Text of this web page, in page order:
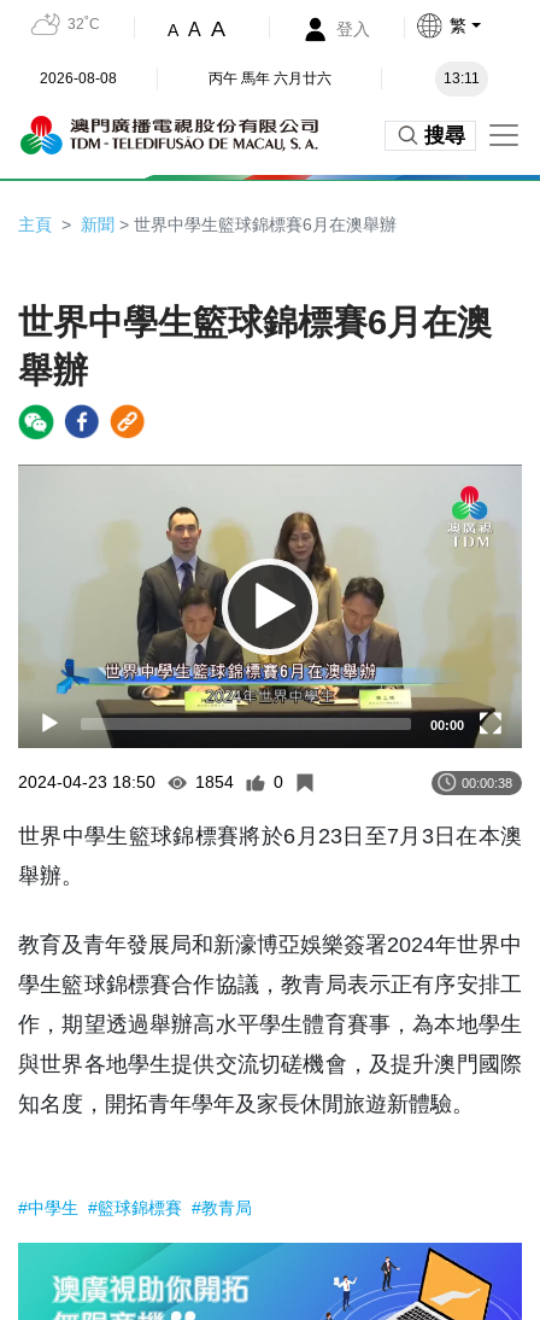
32˚C A A A 登入 繁
2026-08-08 丙午 馬年 六月廿六 13:11
搜尋
主頁 新聞 > 世界中學生籃球錦標賽6月在澳舉辦
世界中學生籃球錦標賽6月在澳
舉辦
00:00
2024-04-23 18:50 1854 0 00:00:38
世界中學生籃球錦標賽將於6月23日至7月3日在本澳
舉辦。
教育及青年發展局和新濠博亞娛樂簽署2024年世界中
學生籃球錦標賽合作協議，教青局表示正有序安排工
作，期望透過舉辦高水平學生體育賽事，為本地學生
與世界各地學生提供交流切磋機會，及提升澳門國際
知名度，開拓青年學年及家長休閒旅遊新體驗。
#中學生 #籃球錦標賽 #教青局